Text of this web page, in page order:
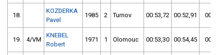
18.
KOZDERKA
Pavel
1985 2 Turnov 00:53,72 00:52,91
19. 4/VM
KNEBEL
Robert
1971 1 Olomouc 00:53,30 00:54,45